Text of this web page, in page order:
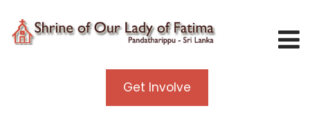
Get Involve